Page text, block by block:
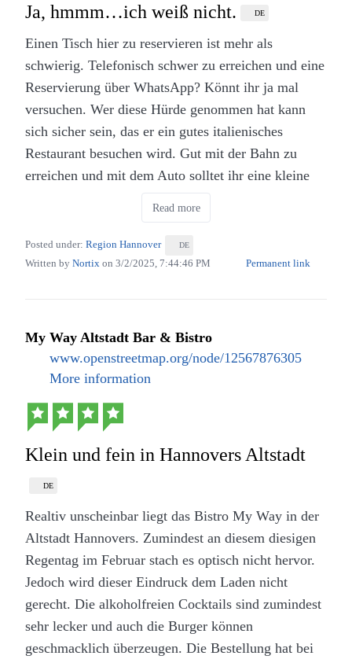
lässt einen draußen angenehm, sprich mit sehr
wenig Lärm durch Verkehr, sitzen und den Burger
genießen. Ein Spagat, der in der Innenstadt sehr
schwer zu meistern ist.
Burger und Beilagen sind hier sehr gut, auf den
Punkt zubereitet und angenehm in der Konsistenz.
Burger und Mozarellasticks im Burger Brothers
in Hannover (Eigenes Werk. Lizenz: CC-BY-SA.)
Einzig der Service hatte bei unserem Besuch keinen
guten Tag. Auch wenn im Laden sehr viel los ist
sollten die Kunden immer im Mittelpunkt stehen.
Dies war erst nach Anprache so und dann auch sehr
zurückhaltend. Schade, denn dadurch ist die volle
Wertung vereitelt worden.
Ja, hmmm…ich weiß nicht. DE
Einen Tisch hier zu reservieren ist mehr als
schwierig. Telefonisch schwer zu erreichen und eine
Reservierung über WhatsApp? Könnt ihr ja mal
versuchen. Wer diese Hürde genommen hat kann
sich sicher sein, das er ein gutes italienisches
Restaurant besuchen wird. Gut mit der Bahn zu
erreichen und mit dem Auto solltet ihr eine kleine
Runde zur Parkplatzsuche einplanen. Aber fündig
Der Service braucht ein bisschen um an den Tisch
Pizza Vier Käse im Restaurant Giovanni R. in
Laatzen (Eigenes Werk. Lizenz: CC-BY-SA.)
Die Pizza ist sehr gut, der Boden dünn, der Rand
Read more
Posted under: Region Hannover DE
Written by Nortix on 3/2/2025, 7:44:46 PM Permanent link
My Way Altstadt Bar & Bistro
www.openstreetmap.org/node/12567876305
More information
Klein und fein in Hannovers Altstadt
DE
Realtiv unscheinbar liegt das Bistro My Way in der
Altstadt Hannovers. Zumindest an diesem diesigen
Regentag im Februar stach es optisch nicht hervor.
Jedoch wird dieser Eindruck dem Laden nicht
gerecht. Die alkoholfreien Cocktails sind zumindest
sehr lecker und auch die Burger können
geschmacklich überzeugen. Die Bestellung hat bei